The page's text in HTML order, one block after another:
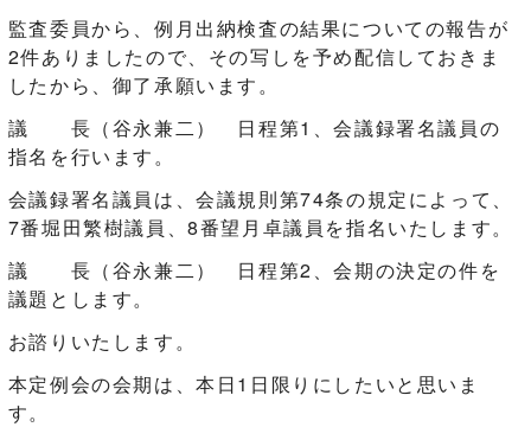
監査委員から、例月出納検査の結果についての報告が
2件ありましたので、その写しを予め配信しておきま
したから、御了承願います。
議 長（谷永兼二） 日程第1、会議録署名議員の
指名を行います。
会議録署名議員は、会議規則第74条の規定によって、
7番堀田繁樹議員、8番望月卓議員を指名いたします。
議 長（谷永兼二） 日程第2、会期の決定の件を
議題とします。
お諮りいたします。
本定例会の会期は、本日1日限りにしたいと思いま
す。